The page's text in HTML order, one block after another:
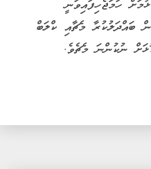
22:30 ގައި ކުޅުމަށް ހަމަޖެހިފައިވަނީ
ބައްދަލުކުރާ މެޗާއި ކްލަބް
ނުކުންނަ މެޗެވެ.